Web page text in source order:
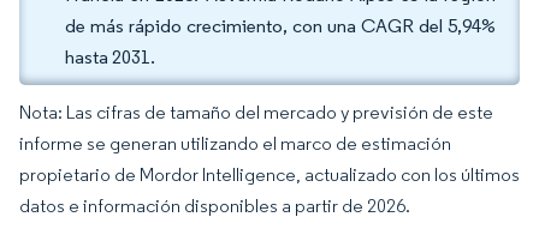
de más rápido crecimiento, con una CAGR del 5,94%
hasta 2031.
Nota: Las cifras de tamaño del mercado y previsión de este
informe se generan utilizando el marco de estimación
propietario de Mordor Intelligence, actualizado con los últimos
datos e información disponibles a partir de 2026.